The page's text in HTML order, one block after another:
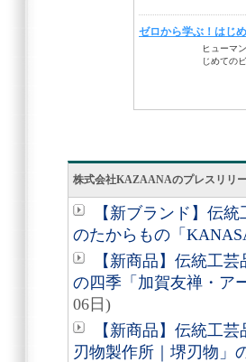
株式会社KAZAANAのプレスリリ
【新ブランド】伝
のたからもの「
【新商品】伝統工
の四季「加賀友禅・ア
06日)
【新商品】伝統工
刃物製作所｜堺刃物」